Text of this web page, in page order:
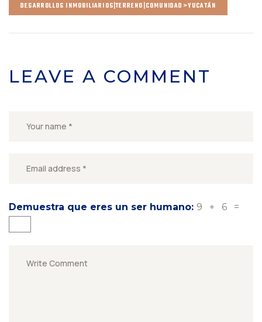
DESARROLLOS INMOBILIARIOS|TERRENO|COMUNIDAD>YUCATÁN
LEAVE A COMMENT
Demuestra que eres un ser humano: 9 + 6 =